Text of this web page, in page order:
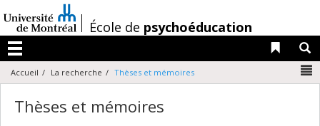
au
contenu
/École de psychoéducation
Menu
Liens
Accueil La recherche Thèses et mémoires
Thèses et mémoires